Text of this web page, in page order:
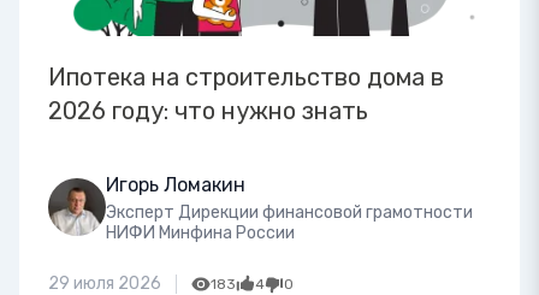
Ипотека на строительство дома в
2026 году: что нужно знать
Игорь Ломакин
Эксперт Дирекции финансовой грамотности
НИФИ Минфина России
29 июля 2026 183 4 0